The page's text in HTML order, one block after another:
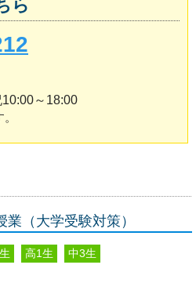
ら
～18:00
（大学受験対策）
高1生 中3生